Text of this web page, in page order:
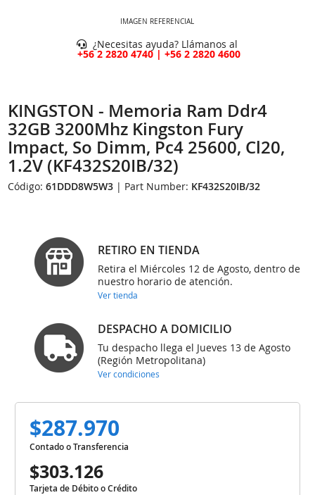
IMAGEN REFERENCIAL
¿Necesitas ayuda? Llámanos al
+56 2 2820 4740 | +56 2 2820 4600
KINGSTON - Memoria Ram Ddr4
32GB 3200Mhz Kingston Fury
Impact, So Dimm, Pc4 25600, Cl20,
1.2V (KF432S20IB/32)
Código:61DDD8W5W3 | Part Number: KF432S20IB/32
RETIRO EN TIENDA
Retira el Miércoles 12 de Agosto, dentro de
nuestro horario de atención.
Ver tienda
DESPACHO A DOMICILIO
Tu despacho llega el Jueves 13 de Agosto
(Región Metropolitana)
Ver condiciones
$287.970
Contado o Transferencia
$303.126
Tarjeta de Débito o Crédito